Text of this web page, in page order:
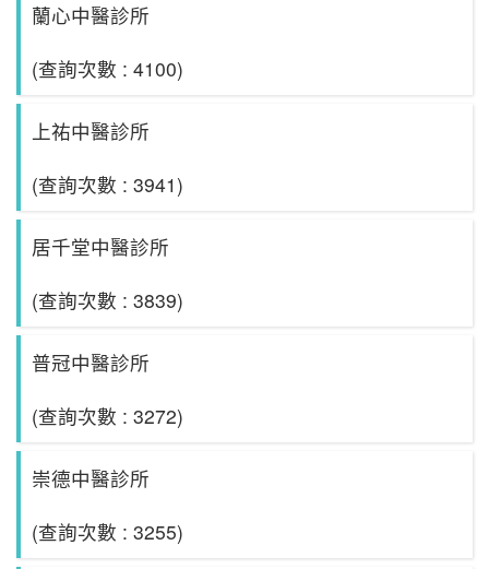
蘭心中醫診所
(查詢次數 : 4100)
上祐中醫診所
(查詢次數 : 3941)
居千堂中醫診所
(查詢次數 : 3839)
普冠中醫診所
(查詢次數 : 3272)
崇德中醫診所
(查詢次數 : 3255)